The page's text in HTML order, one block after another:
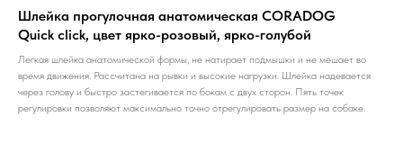
Шлейка прогулочная анатомическая CORADOG
Quick click, цвет ярко-розовый, ярко-голубой
Легкая шлейка анатомической формы, не натирает подмышки и не мешает во
время движения. Рассчитана на рывки и высокие нагрузки. Шлейка надевается
через голову и быстро застегивается по бокам с двух сторон. Пять точек
регулировки позволяют максимально точно отрегулировать размер на собаке.